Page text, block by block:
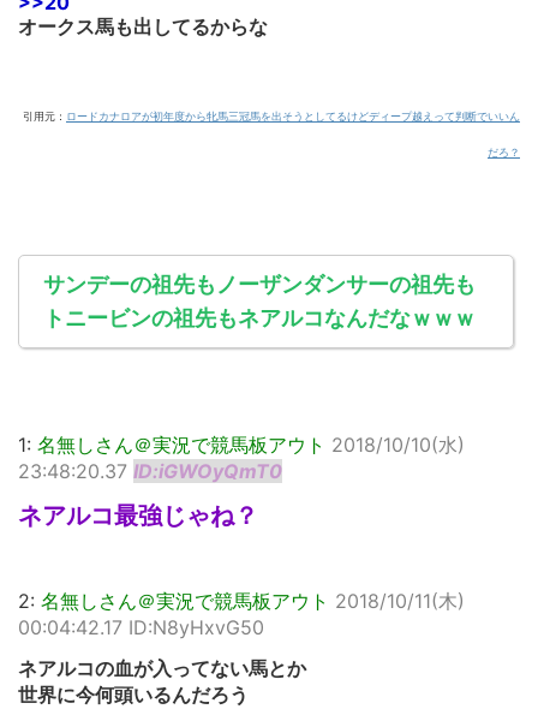
オークス馬も出してるからな
引用元： ロードカナロアが初年度から牝馬三冠馬を出そうとしてるけどディープ越えって判断でいいん
だろ？
サンデーの祖先もノーザンダンサーの祖先も
トニービンの祖先もネアルコなんだなｗｗｗ
1: 名無しさん＠実況で競馬板アウト 2018/10/10(水)
23:48:20.37 ID:iGWOyQmT0
ネアルコ最強じゃね？
2: 名無しさん＠実況で競馬板アウト 2018/10/11(木)
00:04:42.17 ID:N8yHxvG50
ネアルコの血が入ってない馬とか
世界に今何頭いるんだろう